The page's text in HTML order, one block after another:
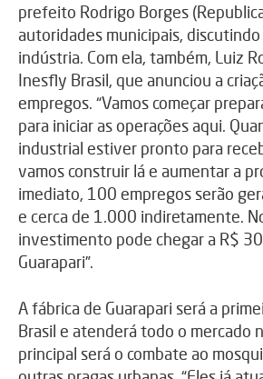
prefeito Rodrigo Borges
autoridades municipais,
indústria. Com ela, também, Luiz
Inesfly Brasil, que anunciou a
empregos. “Vamos começar
para iniciar as operações aqui.
industrial estiver pronto para
vamos construir lá e aumentar a
imediato, 100 empregos serão
e cerca de 1.000 indiretamente.
investimento pode chegar a R$
Guarapari”.
A fábrica de Guarapari será a
Brasil e atenderá todo o mercado
principal será o combate ao